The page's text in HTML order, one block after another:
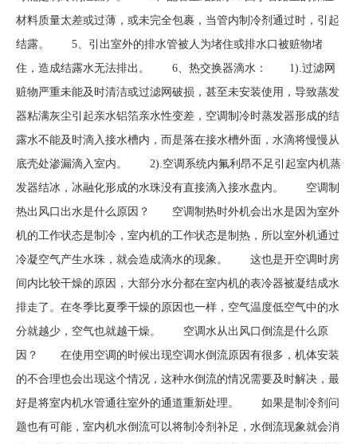
材料质量太差或过薄，或未完全包裹，当管内制冷剂通过时，引起
结露。 5、引出室外的排水管被人为堵住或排水口被赃物堵
住，造成结露水无法排出。 6、热交换器滴水： 1).过滤网
赃物严重未能及时清洁或过滤网破损，甚至未安装使用，导致蒸发
器粘满灰尘引起亲水铝箔亲水性变差，空调制冷时蒸发器形成的结
露水不能及时滴入接水槽内，而是落在接水槽外面，水滴将慢慢从
底壳处渗漏滴入室内。 2).空调系统内氟利昂不足引起室内机蒸
发器结冰，冰融化形成的水珠没有直接滴入接水盘内。 空调制
热出风口出水是什么原因？ 空调制热时外机会出水是因为室外
机的工作状态是制冷，室内机的工作状态是制热，所以室外机通过
冷凝空气产生水珠，就会造成滴水的现象。 这也是开空调时房
间内比较干燥的原因，大部分水分都在室内机的表冷器被凝结成水
排走了。在冬季比夏季干燥的原因也一样，空气温度低空气中的水
分就越少，空气也就越干燥。 空调水从出风口倒流是什么原
因？ 在使用空调的时候出现空调水倒流原因有很多，机体安装
的不合理也会出现这个情况，这种水倒流的情况需要及时解决，最
好是将室内机水管通往室外的通道重新处理。 如果是制冷剂问
题也有可能，室内机水倒流可以将制冷剂补足，水倒流现象就会消